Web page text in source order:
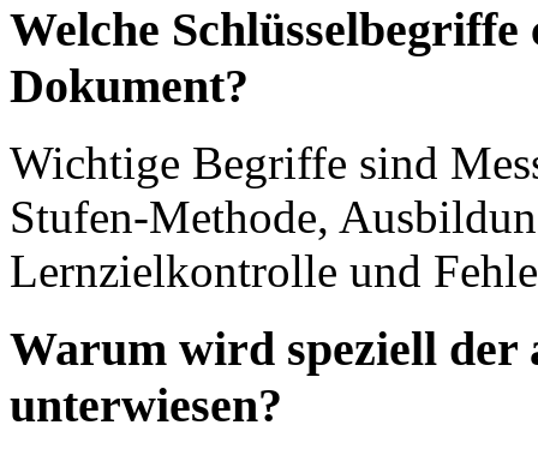
Welche
Dokument?
Wichtige Begriffe sind
Stufen-Methode,
Lernzielkontrolle und
Warum wird speziell der
unterwiesen?